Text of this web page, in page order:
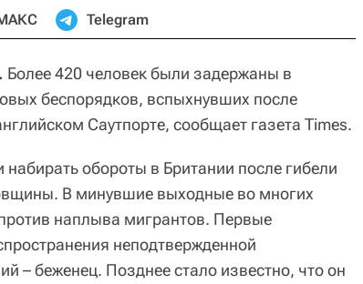
Telegram
Более 420 человек были задержаны в
беспорядков, вспыхнувших после
Саутпорте, сообщает газета Times.
обороты в Британии после гибели
В минувшие выходные во многих
наплыва мигрантов. Первые
неподтвержденной
– беженец. Позднее стало известно, что он